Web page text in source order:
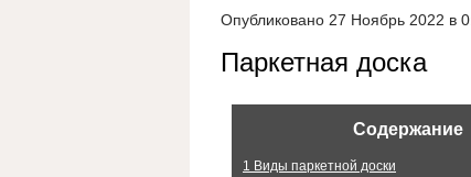
Опубликовано 27 Ноябрь 2022 в
Паркетная доска
Содержание
1 Виды паркетной доски